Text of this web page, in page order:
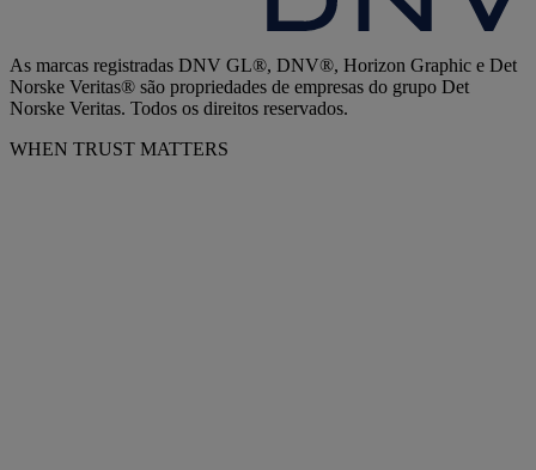
As marcas registradas DNV GL®, DNV®, Horizon Graphic e Det
Norske Veritas® são propriedades de empresas do grupo Det
Norske Veritas. Todos os direitos reservados.
WHEN TRUST MATTERS